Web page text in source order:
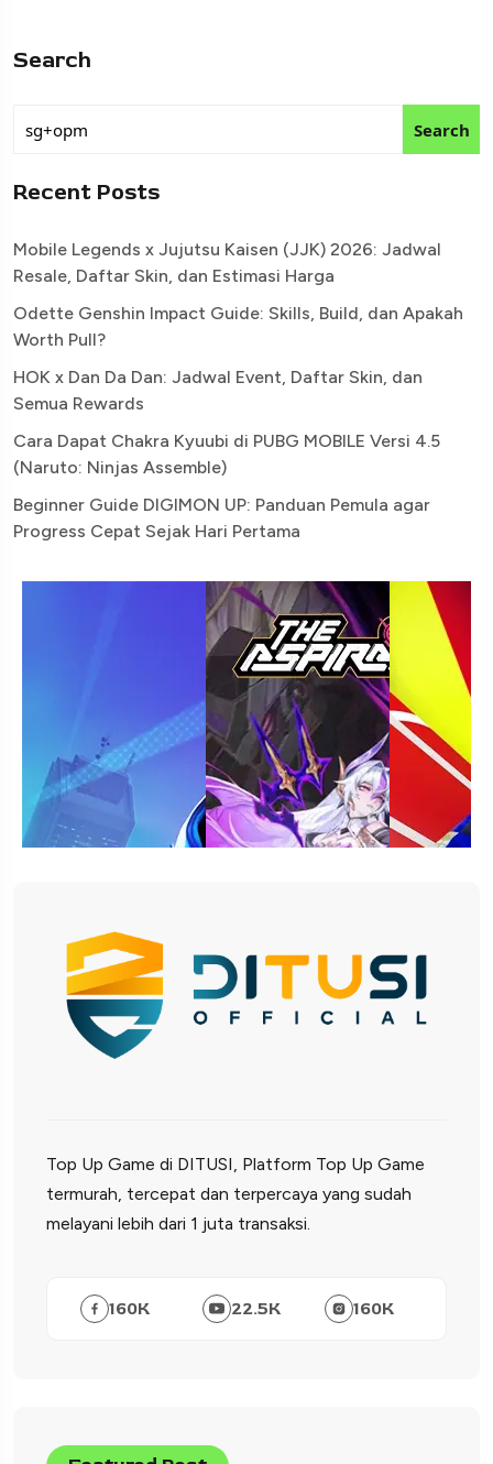
Search
Search
Recent Posts
Mobile Legends x Jujutsu Kaisen (JJK) 2026: Jadwal
Resale, Daftar Skin, dan Estimasi Harga
Odette Genshin Impact Guide: Skills, Build, dan Apakah
Worth Pull?
HOK x Dan Da Dan: Jadwal Event, Daftar Skin, dan
Semua Rewards
Cara Dapat Chakra Kyuubi di PUBG MOBILE Versi 4.5
(Naruto: Ninjas Assemble)
Beginner Guide DIGIMON UP: Panduan Pemula agar
Progress Cepat Sejak Hari Pertama
Top Up Game di DITUSI, Platform Top Up Game
termurah, tercepat dan terpercaya yang sudah
melayani lebih dari 1 juta transaksi.
160K 22.5K 160K